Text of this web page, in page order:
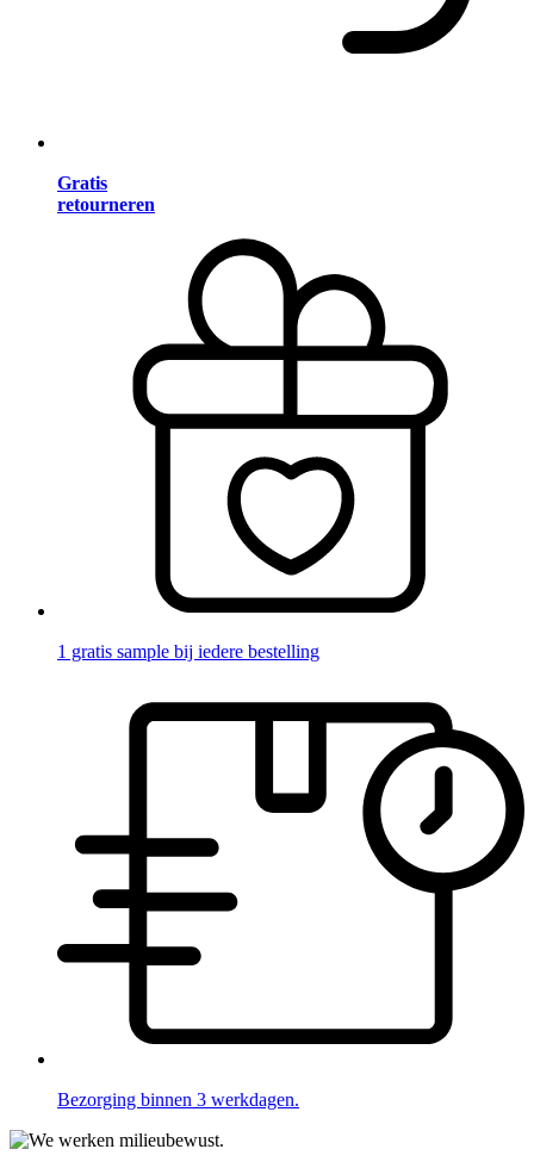
Gratis
retourneren
1 gratis sample bij iedere bestelling
Bezorging binnen 3 werkdagen.